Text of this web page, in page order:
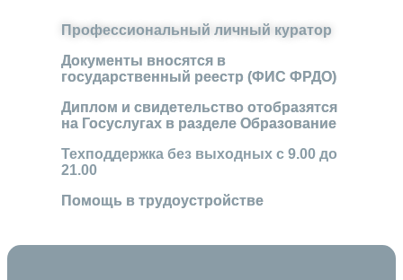
Профессиональный личный куратор
Документы вносятся в
государственный реестр (ФИС ФРДО)
Диплом и свидетельство отобразятся
на Госуслугах в разделе Образование
Техподдержка без выходных с 9.00 до
21.00
Помощь в трудоустройстве